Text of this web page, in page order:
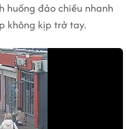
huống đảo chiều nhanh
không kịp trở tay.